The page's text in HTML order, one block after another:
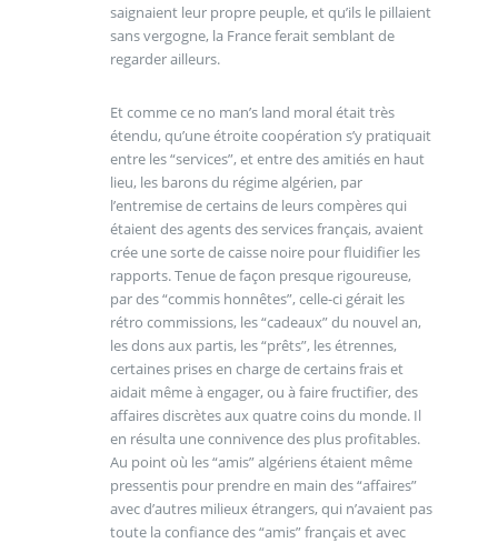
saignaient leur propre peuple, et qu’ils le pillaient
sans vergogne, la France ferait semblant de
regarder ailleurs.
Et comme ce no man’s land moral était très
étendu, qu’une étroite coopération s’y pratiquait
entre les “services”, et entre des amitiés en haut
lieu, les barons du régime algérien, par
l’entremise de certains de leurs compères qui
étaient des agents des services français, avaient
crée une sorte de caisse noire pour fluidifier les
rapports. Tenue de façon presque rigoureuse,
par des “commis honnêtes”, celle-ci gérait les
rétro commissions, les “cadeaux” du nouvel an,
les dons aux partis, les “prêts”, les étrennes,
certaines prises en charge de certains frais et
aidait même à engager, ou à faire fructifier, des
affaires discrètes aux quatre coins du monde. Il
en résulta une connivence des plus profitables.
Au point où les “amis” algériens étaient même
pressentis pour prendre en main des “affaires”
avec d’autres milieux étrangers, qui n’avaient pas
toute la confiance des “amis” français et avec